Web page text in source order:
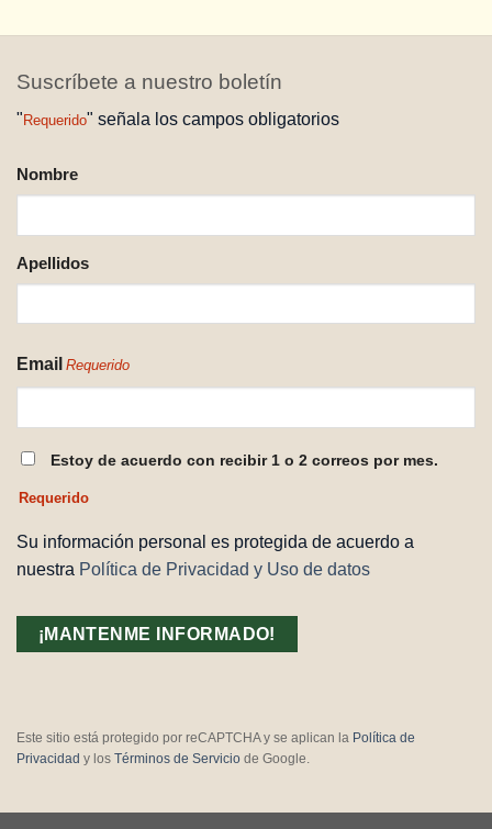
Suscríbete a nuestro boletín
" Requerido" señala los campos obligatorios
NOMBRE
REQUERIDO
Nombre
Apellidos
Email Requerido
CONSENTIMIENTO
Estoy de acuerdo con recibir 1 o 2 correos por mes.
Requerido
Su información personal es protegida de acuerdo a
nuestra Política de Privacidad y Uso de datos
Este sitio está protegido por reCAPTCHA y se aplican la Política de
Privacidad y los Términos de Servicio de Google.